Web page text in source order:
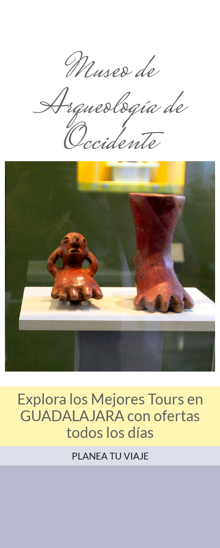
Museo de
Arqueología de
Occidente
Explora los Mejores Tours en
GUADALAJARA con ofertas
todos los días
PLANEA TU VIAJE